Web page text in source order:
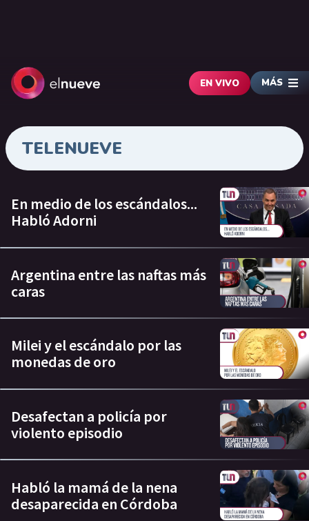
EN VIVO MÁS
TELENUEVE
En medio de los escándalos...
Habló Adorni
Argentina entre las naftas más
caras
Milei y el escándalo por las
monedas de oro
Desafectan a policía por
violento episodio
Habló la mamá de la nena
desaparecida en Córdoba